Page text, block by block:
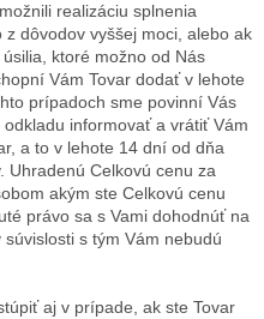
realizáciu splnenia
dôvodov vyššej moci, alebo ak
ktoré možno od Nás
Vám Tovar dodať v lehote
prípadoch sme povinní Vás
informovať a vrátiť Vám
a to v lehote 14 dní od dňa
Uhradenú Celkovú cenu za
akým ste Celkovú cenu
právo sa s Vami dohodnúť na
s tým Vám nebudú
aj v prípade, ak ste Tovar